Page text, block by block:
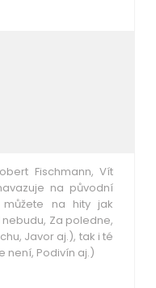
Fischmann, Vít
na původní
na hity jak
Za poledne,
Javor aj.), tak i té
není, Podivín aj.)